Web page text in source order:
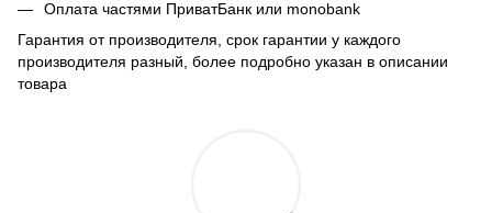
Оплата частями ПриватБанк или monobank
Гарантия от производителя, срок гарантии у каждого
производителя разный, более подробно указан в описании
товара